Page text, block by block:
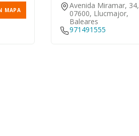
MAPA
Avenida Miramar, 34,
07600, Llucmajor,
Baleares
971491555